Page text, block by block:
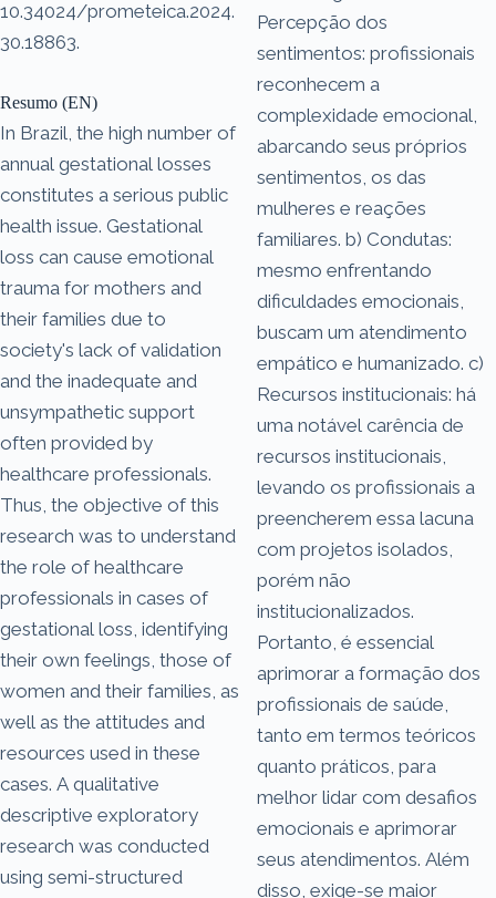
10.34024/prometeica.2024.
30.18863.
Resumo (EN)
In Brazil, the high number of
annual gestational losses
constitutes a serious public
health issue. Gestational
loss can cause emotional
trauma for mothers and
their families due to
society's lack of validation
and the inadequate and
unsympathetic support
often provided by
healthcare professionals.
Thus, the objective of this
research was to understand
the role of healthcare
professionals in cases of
gestational loss, identifying
their own feelings, those of
women and their families, as
well as the attitudes and
resources used in these
cases. A qualitative
descriptive exploratory
research was conducted
using semi-structured
Percepção dos
sentimentos: profissionais
reconhecem a
complexidade emocional,
abarcando seus próprios
sentimentos, os das
mulheres e reações
familiares. b) Condutas:
mesmo enfrentando
dificuldades emocionais,
buscam um atendimento
empático e humanizado. c)
Recursos institucionais: há
uma notável carência de
recursos institucionais,
levando os profissionais a
preencherem essa lacuna
com projetos isolados,
porém não
institucionalizados.
Portanto, é essencial
aprimorar a formação dos
profissionais de saúde,
tanto em termos teóricos
quanto práticos, para
melhor lidar com desafios
emocionais e aprimorar
seus atendimentos. Além
disso, exige-se maior